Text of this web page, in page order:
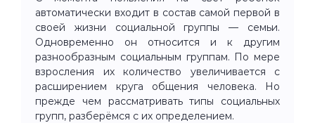
автоматически входит в состав самой первой в
своей жизни социальной группы — семьи.
Одновременно он относится и к другим
разнообразным социальным группам. По мере
взросления их количество увеличивается с
расширением круга общения человека. Но
прежде чем рассматривать типы социальных
групп, разберёмся с их определением.